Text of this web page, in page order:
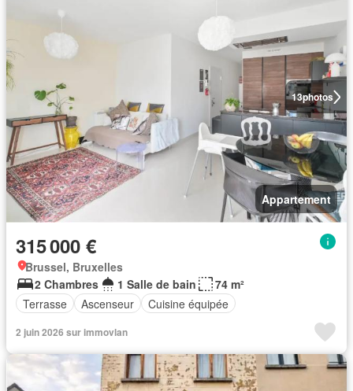
13photos
Appartement
315 000 €
Brussel, Bruxelles
2 Chambres
1 Salle de bain
74 m²
Terrasse
Ascenseur Cuisine équipée
2 juin 2026 sur immovlan